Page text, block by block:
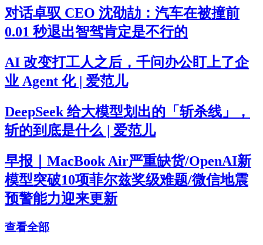
对话卓驭 CEO 沈劭劼：汽车在被撞前
0.01 秒退出智驾肯定是不行的
AI 改变打工人之后，千问办公盯上了企
业 Agent 化 | 爱范儿
DeepSeek 给大模型划出的「斩杀线」，
斩的到底是什么 | 爱范儿
早报｜MacBook Air严重缺货/OpenAI新
模型突破10项菲尔兹奖级难题/微信地震
预警能力迎来更新
查看全部